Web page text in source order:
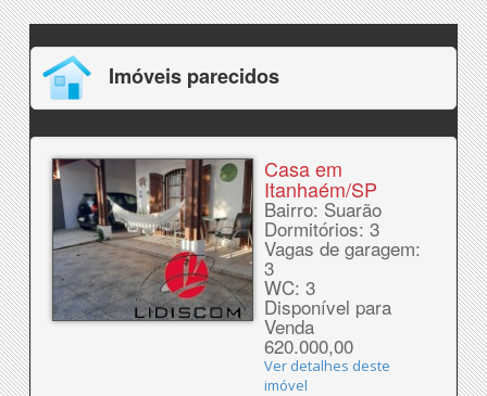
Imóveis parecidos
Casa em
Itanhaém/SP
Bairro: Suarão
Dormitórios: 3
Vagas de garagem:
3
WC: 3
Disponível para
Venda
620.000,00
Ver detalhes deste
imóvel